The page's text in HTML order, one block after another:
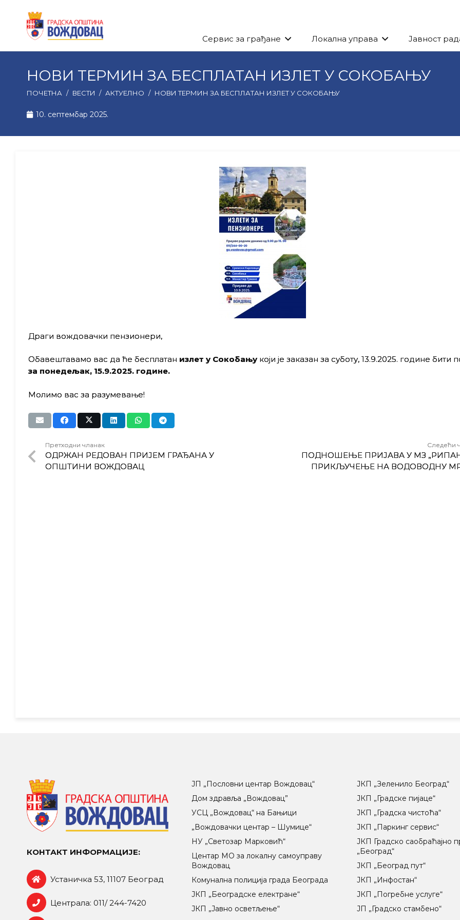
Сервис за грађане Локална управа Јавност
НОВИ ТЕРМИН ЗА БЕСПЛАТАН ИЗЛЕТ У СОКОБАЊУ
ПОЧЕТНА / ВЕСТИ / АКТУЕЛНО / НОВИ ТЕРМИН ЗА БЕСПЛАТАН ИЗЛЕТ У СОКОБАЊУ
10. септембар 2025.
Драги вождовачки пензионери,
Обавештавамо вас да ће бесплатан излет у Сокобањукоји је заказан за суботу, 13.9.2025. године бити
за понедељак, 15.9.2025. године.
Молимо вас за разумевање!
Претходни чланак
ОДРЖАН РЕДОВАН ПРИЈЕМ ГРАЂАНА У
ОПШТИНИ ВОЖДОВАЦ
Следећи
ПОДНОШЕЊЕ ПРИЈАВА У МЗ
ПРИКЉУЧЕЊЕ НА ВОДОВОДНУ
КОНТАКТ ИНФОРМАЦИЈЕ:
Устаничка 53, 11107 Београд
Централа: 011/ 244-7420
ЈП „Пословни центар Вождовац“
Дом здравља „Вождовац”
УСЦ „Вождовац“ на Бањици
„Вождовачки центар – Шумице“
НУ „Светозар Марковић“
Центар МO за локалну самоуправу
Вождовац
Комунална полиција града Београда
ЈКП „Београдске електране“
ЈКП „Јавно осветљење“
ЈКП „Зеленило Београд“
ЈКП „Градске пијаце“
ЈКП „Градска чистоћа“
ЈКП „Паркинг сервис“
ЈКП Градско саобраћајно
„Београд“
ЈКП „Београд пут“
ЈКП „Инфостан“
ЈКП „Погребне услуге“
ЈП „Градско стамбено“